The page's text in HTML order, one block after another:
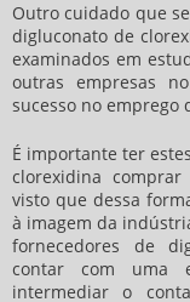
Outro cuidado que
digluconato de
examinados em
outras empresas
sucesso no emprego
É importante ter
clorexidina comprar
visto que dessa
à imagem da
fornecedores de
contar com uma
intermediar o